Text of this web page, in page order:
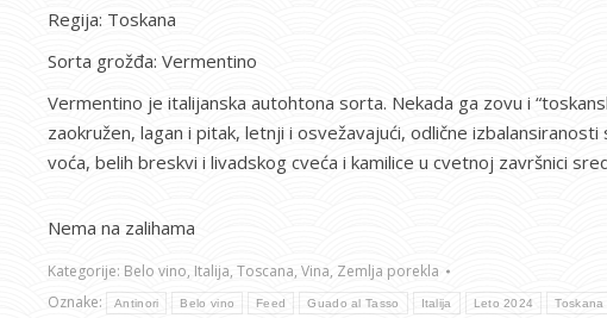
Regija: Toskana
Sorta grožđa: Vermentino
Vermentino je italijanska autohtona sorta. Nekada ga zovu i
zaokružen, lagan i pitak, letnji i osvežavajući, odlične
voća, belih breskvi i livadskog cveća i kamilice u cvetnoj završnici
Nema na zalihama
Kategorije: Belo vino, Italija, Toscana, Vina, Zemlja porekla
Oznake:
Antinori Belo vino Feed Guado al Tasso Italija Leto 2024 Toskana